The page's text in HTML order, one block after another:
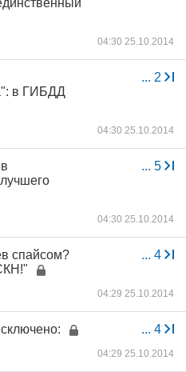
04:30 25.10.2014
... 2
в ГИБДД
04:30 25.10.2014
... 5
04:30 25.10.2014
... 4
спайсом?
04:29 25.10.2014
... 4
04:29 25.10.2014